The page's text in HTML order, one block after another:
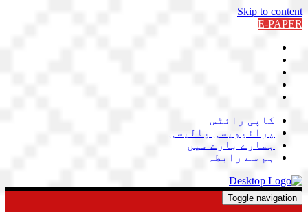
Skip to content
E-PAPER
کاپی رائٹس
پرائیویسی پالیسی
ہمارے بارے میں
ہم سے رابطہ
Toggle navigation